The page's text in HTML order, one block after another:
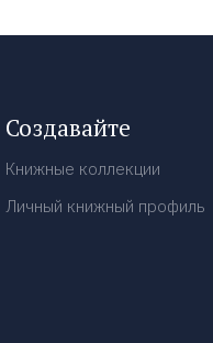
Создавайте
Книжные коллекции
Личный книжный профиль